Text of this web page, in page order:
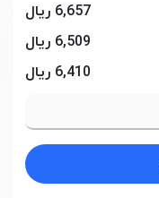
6,657 ریال
6,509 ریال
6,410 ریال